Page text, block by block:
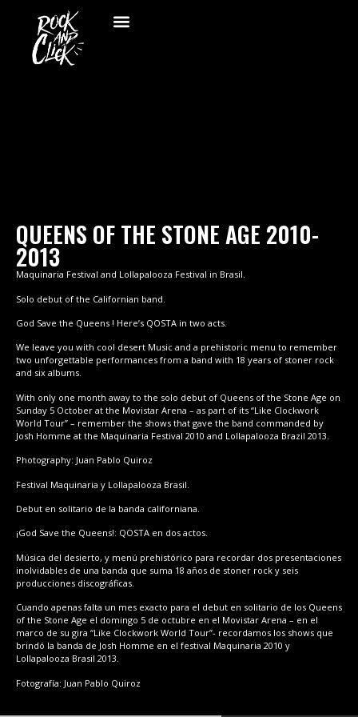
QUEENS OF THE STONE AGE 2010-
2013
Maquinaria Festival and Lollapalooza Festival in Brasil.
Solo debut of the Californian band.
God Save the Queens ! Here’s QOSTA in two acts.
We leave you with cool desert Music and a prehistoric menu to remember
two unforgettable performances from a band with 18 years of stoner rock
and six albums.
With only one month away to the solo debut of Queens of the Stone Age on
Sunday 5 October at the Movistar Arena – as part of its “Like Clockwork
World Tour” – remember the shows that gave the band commanded by
Josh Homme at the Maquinaria Festival 2010 and Lollapalooza Brazil 2013.
Photography: Juan Pablo Quiroz
Festival Maquinaria y Lollapalooza Brasil.
Debut en solitario de la banda californiana.
¡God Save the Queens!: QOSTA en dos actos.
Música del desierto, y menú prehistórico para recordar dos presentaciones
inolvidables de una banda que suma 18 años de stoner rock y seis
producciones discográficas.
Cuando apenas falta un mes exacto para el debut en solitario de los Queens
of the Stone Age el domingo 5 de octubre en el Movistar Arena – en el
marco de su gira “Like Clockwork World Tour”- recordamos los shows que
brindó la banda de Josh Homme en el festival Maquinaria 2010 y
Lollapalooza Brasil 2013.
Fotografía: Juan Pablo Quiroz